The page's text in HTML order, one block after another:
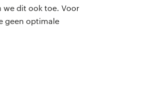
we dit ook toe. Voor
geen optimale